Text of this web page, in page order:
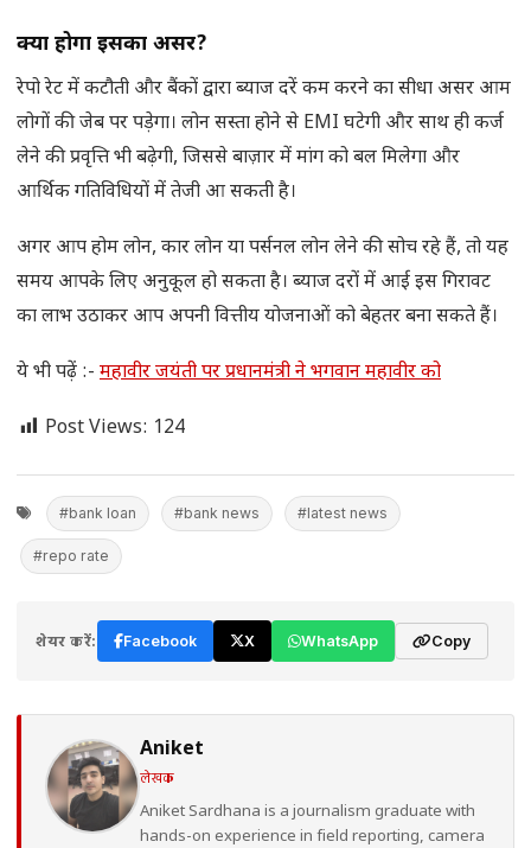
क्या होगा इसका असर?
रेपो रेट में कटौती और बैंकों द्वारा ब्याज दरें कम करने का सीधा असर आम
लोगों की जेब पर पड़ेगा। लोन सस्ता होने से EMI घटेगी और साथ ही कर्ज
लेने की प्रवृत्ति भी बढ़ेगी, जिससे बाज़ार में मांग को बल मिलेगा और
आर्थिक गतिविधियों में तेजी आ सकती है।
अगर आप होम लोन, कार लोन या पर्सनल लोन लेने की सोच रहे हैं, तो यह
समय आपके लिए अनुकूल हो सकता है। ब्याज दरों में आई इस गिरावट
का लाभ उठाकर आप अपनी वित्तीय योजनाओं को बेहतर बना सकते हैं।
ये भी पढ़ें :- महावीर जयंती पर प्रधानमंत्री ने भगवान महावीर को
Post Views: 124
#bank loan #bank news #latest news
#repo rate
शेयर करें: Facebook X WhatsApp Copy
Aniket
लेखक
Aniket Sardhana is a journalism graduate with
hands-on experience in field reporting, camera